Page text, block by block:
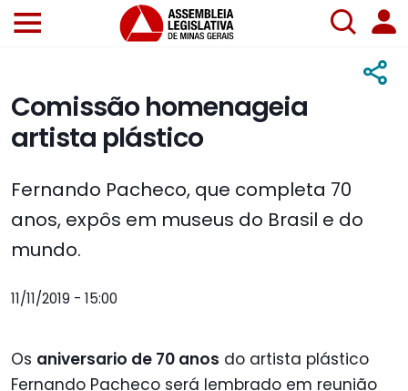
Comissão homenageia
artista plástico
Fernando Pacheco, que completa 70
anos, expôs em museus do Brasil e do
mundo.
11/11/2019 - 15:00
Os aniversario de 70 anos do artista plástico
Fernando Pacheco será lembrado em reunião